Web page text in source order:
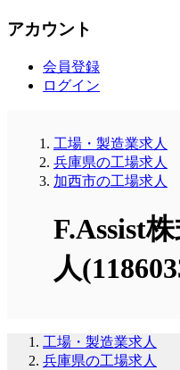
アカウント
会員登録
ログイン
工場・製造業求人
兵庫県の工場求人
加西市の工場求人
F.Assist
人
工場・製造業求人
兵庫県の工場求人